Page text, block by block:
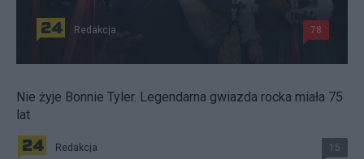
Redakcja 78
Nie żyje Bonnie Tyler. Legendarna gwiazda rocka miała 75
lat
Redakcja 15